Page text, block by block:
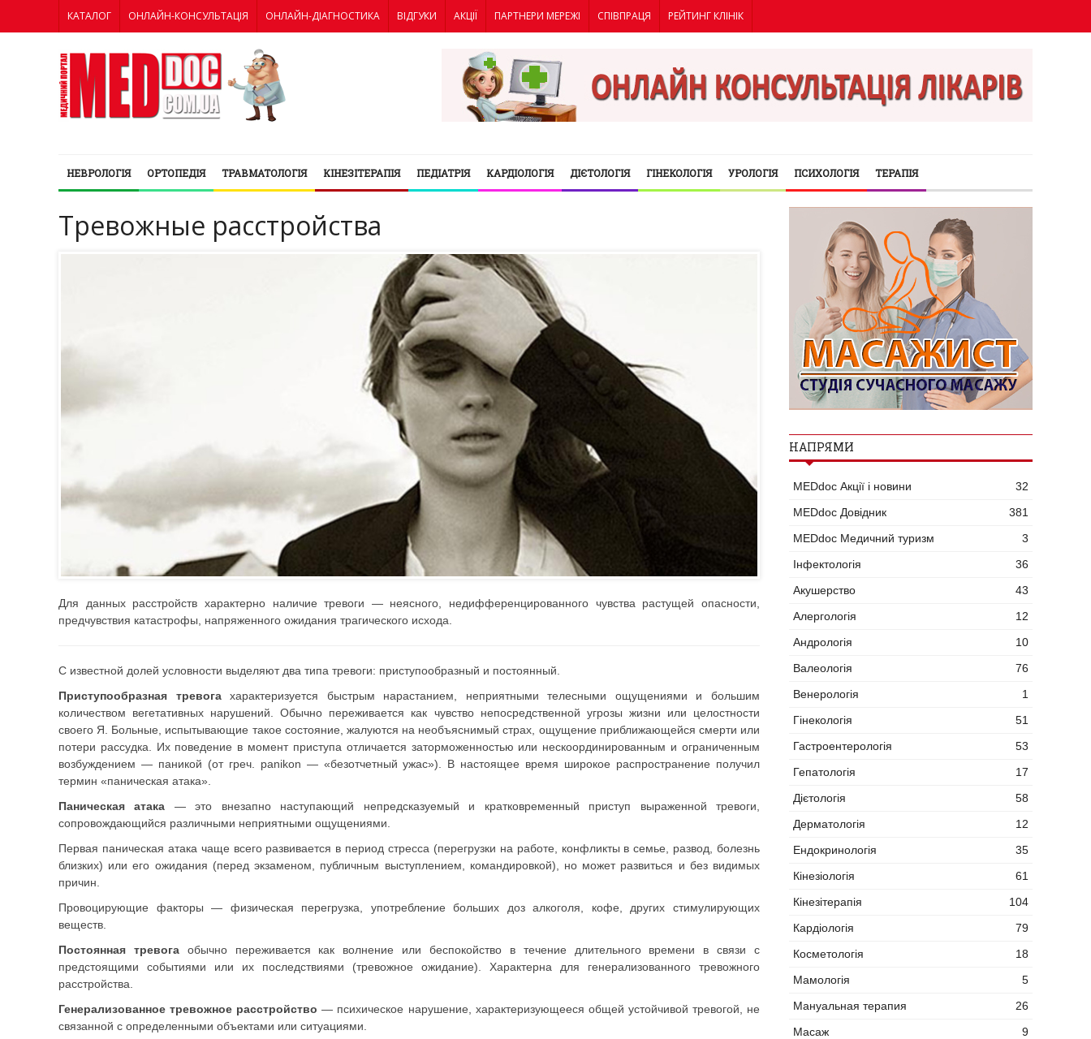
КАТАЛОГ ОНЛАЙН-КОНСУЛЬТАЦІЯ ОНЛАЙН-ДІАГНОСТИКА ВІДГУКИ АКЦІЇ ПАРТНЕРИ МЕРЕЖІ СПІВПРАЦЯ РЕЙТИНГ КЛІНІК
НЕВРОЛОГІЯ ОРТОПЕДІЯ ТРАВМАТОЛОГІЯ КІНЕЗІТЕРАПІЯ ПЕДІАТРІЯ КАРДІОЛОГІЯ ДІЄТОЛОГІЯ ГІНЕКОЛОГІЯ УРОЛОГІЯ ПСИХОЛОГІЯ ТЕРАПІЯ
Тревожные расстройства
Для данных расстройств характерно наличие тревоги — неясного, недифференцированного чувства растущей опасности,
предчувствия катастрофы, напряженного ожидания трагического исхода.
С известной долей условности выделяют два типа тревоги: приступообразный и постоянный.
Приступообразная тревогахарактеризуется быстрым нарастанием, неприятными телесными ощущениями и большим
количеством вегетативных нарушений. Обычно переживается как чувство непосредственной угрозы жизни или целостности
своего Я. Больные, испытывающие такое состояние, жалуются на необъяснимый страх, ощущение приближающейся смерти или
потери рассудка. Их поведение в момент приступа отличается заторможенностью или нескоординированным и ограниченным
возбуждением — паникой (от греч. panikon — «безотчетный ужас»). В настоящее время широкое распространение получил
термин «паническая атака».
Паническая атака — это внезапно наступающий непредсказуемый и кратковременный приступ выраженной тревоги,
сопровождающийся различными неприятными ощущениями.
Первая паническая атака чаще всего развивается в период стресса (перегрузки на работе, конфликты в семье, развод, болезнь
близких) или его ожидания (перед экзаменом, публичным выступлением, командировкой), но может развиться и без видимых
причин.
Провоцирующие факторы — физическая перегрузка, употребление больших доз алкоголя, кофе, других стимулирующих
веществ.
Постоянная тревогаобычно переживается как волнение или беспокойство в течение длительного времени в связи с
предстоящими событиями или их последствиями (тревожное ожидание). Характерна для генерализованного тревожного
расстройства.
Генерализованное тревожное расстройство — психическое нарушение, характеризующееся общей устойчивой тревогой, не
связанной с определенными объектами или ситуациями.
НАПРЯМИ
MEDdoc Акції і новини
32
MEDdoc Довідник
381
MEDdoc Медичний туризм
3
Інфектологія
36
Акушерство
43
Алергологія
12
Андрологія
10
Валеологія
76
Венерологія
1
Гінекологія
51
Гастроентерологія
53
Гепатологія
17
Дієтологія
58
Дерматологія
12
Ендокринологія
35
Кінезіологія
61
Кінезітерапія
104
Кардіологія
79
Косметологія
18
Мамологія
5
Мануальная терапия
26
Масаж
9